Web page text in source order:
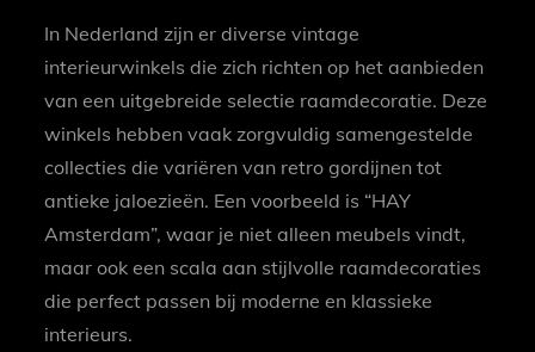
In Nederland zijn er diverse vintage
interieurwinkels die zich richten op het aanbieden
van een uitgebreide selectie raamdecoratie. Deze
winkels hebben vaak zorgvuldig samengestelde
collecties die variëren van retro gordijnen tot
antieke jaloezieën. Een voorbeeld is “HAY
Amsterdam”, waar je niet alleen meubels vindt,
maar ook een scala aan stijlvolle raamdecoraties
die perfect passen bij moderne en klassieke
interieurs.